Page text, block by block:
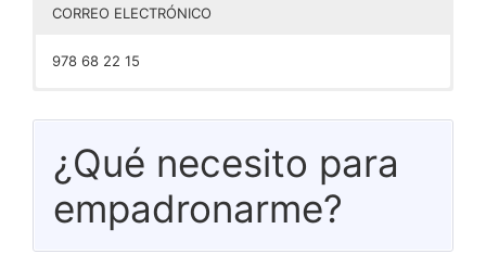
CORREO ELECTRÓNICO
978 68 22 15
¿Qué necesito para
empadronarme?